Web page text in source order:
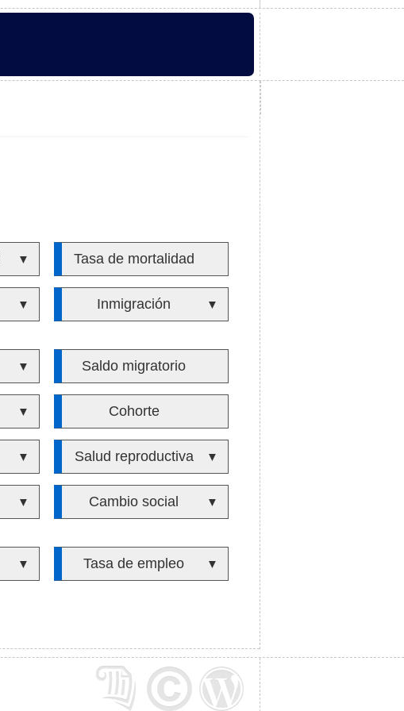
▼ Tasa de mortalidad
▼ Inmigración ▼
▼ Saldo migratorio
▼ Cohorte
▼ Salud reproductiva ▼
▼ Cambio social ▼
▼ Tasa de empleo ▼